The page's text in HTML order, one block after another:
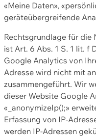
«Meine Daten»,
geräteübergreifende
Rechtsgrundlage für die
ist Art. 6 Abs. 1 S. 1 lit. f
Google Analytics von
Adresse wird nicht mit
zusammengeführt. Wir
dieser Website Google
«_anonymizeIp();»
Erfassung von IP-
werden IP-Adressen